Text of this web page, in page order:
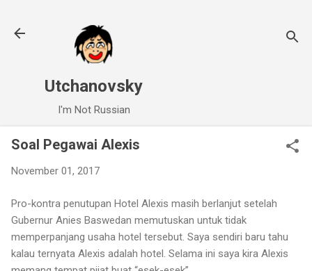
Utchanovsky
I'm Not Russian
Soal Pegawai Alexis
November 01, 2017
Pro-kontra penutupan Hotel Alexis masih berlanjut setelah
Gubernur Anies Baswedan memutuskan untuk tidak
memperpanjang usaha hotel tersebut. Saya sendiri baru tahu
kalau ternyata Alexis adalah hotel. Selama ini saya kira Alexis